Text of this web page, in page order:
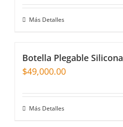
Más Detalles
Botella Plegable Silicona
$49,000.00
Más Detalles